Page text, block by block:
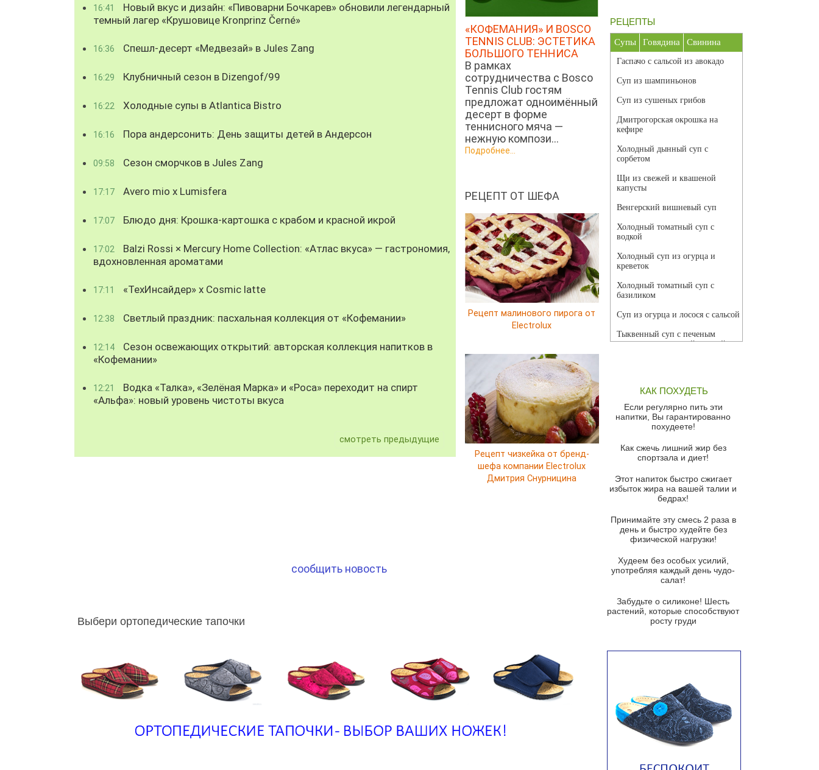
16:41
Новый вкус и дизайн: «Пивоварни Бочкарев» обновили легендарный
темный лагер «Крушовице Kronprinz Černé»
16:36 Спешл-десерт «Медвезай» в Jules Zang
16:29 Клубничный сезон в Dizengof/99
16:22 Холодные супы в Atlantica Bistro
16:16 Пора андерсонить: День защиты детей в Андерсон
09:58 Сезон сморчков в Jules Zang
17:17 Avero mio x Lumisfera
17:07 Блюдо дня: Крошка-картошка с крабом и красной икрой
17:02
Balzi Rossi × Mercury Home Collection: «Атлас вкуса» — гастрономия,
вдохновленная ароматами
17:11 «ТехИнсайдер» х Cosmic latte
12:38 Светлый праздник: пасхальная коллекция от «Кофемании»
12:14
Сезон освежающих открытий: авторская коллекция напитков в
«Кофемании»
12:21
Водка «Талка», «Зелёная Марка» и «Роса» переходит на спирт
«Альфа»: новый уровень чистоты вкуса
смотреть предыдущие
«КОФЕМАНИЯ» И BOSCO
TENNIS CLUB: ЭСТЕТИКА
БОЛЬШОГО ТЕННИСА
В рамках
сотрудничества с Bosco
Tennis Club гостям
предложат одноимённый
десерт в форме
теннисного мяча —
нежную компози...
Подробнее...
РЕЦЕПТ ОТ ШЕФА
Рецепт малинового пирога от
Electrolux
Рецепт чизкейка от бренд-
шефа компании Electrolux
Дмитрия Снурницина
сообщить новость
Выбери ортопедические тапочки
РЕЦЕПТЫ
Супы Говядина Свинина
Гаспачо с сальсой из авокадо
Суп из шампиньонов
Суп из сушеных грибов
Дмитрогорская окрошка на
кефире
Холодный дынный суп с
сорбетом
Щи из свежей и квашеной
капусты
Венгерский вишневый суп
Холодный томатный суп с
водкой
Холодный суп из огурца и
креветок
Холодный томатный суп с
базиликом
Суп из огурца и лосося с сальсой
Тыквенный суп с печеным
чесноком и томатной сальсой
красного перца
Парижский луковый суп
Суп из спаржи и горошка с
Суп-крем из цветной капусты
Французский луковый суп
Суп из баклажанов с моцареллой
Грибной крем-суп с кростини с
козьим сыром
Суп мисо с зеленым луком и
тофу
из рукколы
Португальский чесночный суп с
Ирландский картофельный суп
Суп из пастернака
Пряный морковный суп во время
зимних холодов
КАК ПОХУДЕТЬ
Если регулярно пить эти
напитки, Вы гарантированно
похудеете!
Как сжечь лишний жир без
спортзала и диет!
Этот напиток быстро сжигает
избыток жира на вашей талии и
бедрах!
Принимайте эту смесь 2 раза в
день и быстро худейте без
физической нагрузки!
Худеем без особых усилий,
употребляя каждый день чудо-
салат!
Забудьте о силиконе! Шесть
растений, которые способствуют
росту груди